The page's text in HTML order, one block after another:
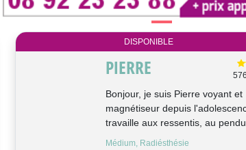
DISPONIBLE
POLLY
Bonjour, voyante et
depuis maintenant plus de 15
passion pour les arts
s&#0...